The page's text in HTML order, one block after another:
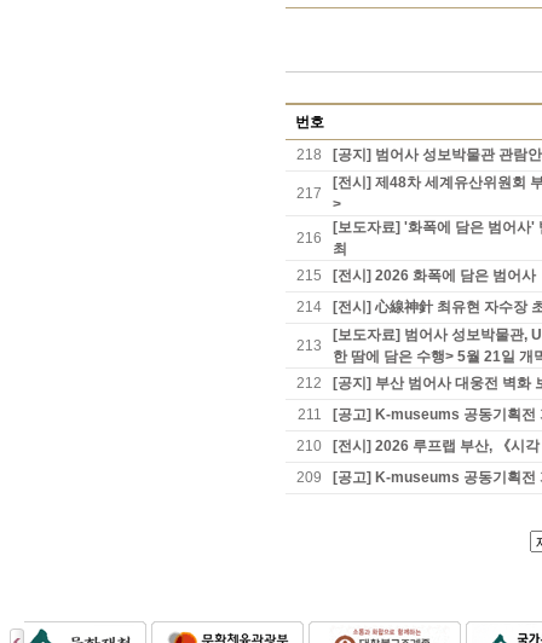
번호
218
[공지] 범어사 성보박물관 관람
217
[전시] 제48차 세계유산위원회
>
216
[보도자료] '화폭에 담은 범어사'
최
215
[전시] 2026 화폭에 담은 범어사
214
[전시] 心線神針 최유현 자수장
213
[보도자료] 범어사 성보박물관,
한 땀에 담은 수행> 5월 21일 개
212
[공지] 부산 범어사 대웅전 벽화
211
[공고] K-museums 공동기획전
210
[전시] 2026 루프랩 부산, 《시
209
[공고] K-museums 공동기획전